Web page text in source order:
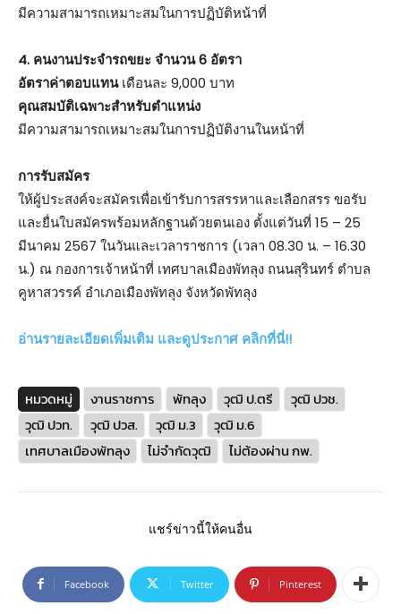
มีความสามารถเหมาะสมในการปฏิบัติหน้าที่
4. คนงานประจำรถขยะ จำนวน 6 อัตรา
อัตราค่าตอบแทนเดือนละ 9,000 บาท
คุณสมบัติเฉพาะสำหรับตำแหน่ง
มีความสามารถเหมาะสมในการปฏิบัติงานในหน้าที่
การรับสมัคร
ให้ผู้ประสงค์จะสมัครเพื่อเข้ารับการสรรหาและเลือกสรร ขอรับ
และยื่นใบสมัครพร้อมหลักฐานด้วยตนเอง ตั้งแต่วันที่ 15 – 25
มีนาคม 2567 ในวันและเวลาราชการ (เวลา 08.30 น. – 16.30
น.) ณ กองการเจ้าหน้าที่ เทศบาลเมืองพัทลุง ถนนสุรินทร์ ตำบล
คูหาสวรรค์ อำเภอเมืองพัทลุง จังหวัดพัทลุง
อ่านรายละเอียดเพิ่มเติม และดูประกาศ คลิกที่นี่!!
หมวดหมู่ งานราชการ พัทลุง วุฒิ ป.ตรี
วุฒิ ปวช.
วุฒิ ปวท.
วุฒิ ปวส. วุฒิ ม.3
วุฒิ ม.6
เทศบาลเมืองพัทลุง
ไม่จำกัดวุฒิ ไม่ต้องผ่าน กพ.
แชร์ข่าวนี้ให้คนอื่น
Facebook Twitter Pinterest